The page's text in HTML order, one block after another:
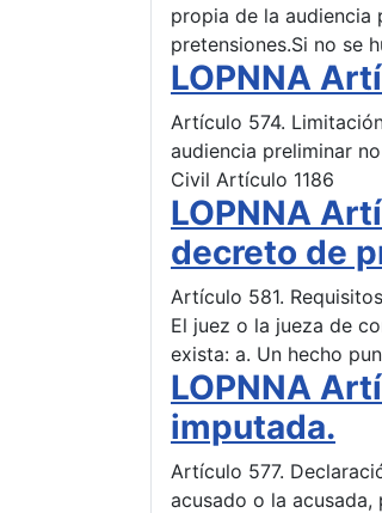
propia de la audiencia
pretensiones.Si no se
LOPNNA
Artículo 574.
audiencia preliminar
Civil Artículo 1186
LOPNNA
decreto de
Artículo 581.
El juez o la jueza de
exista: a. Un hecho
LOPNNA
imputada.
Artículo 577.
acusado o la